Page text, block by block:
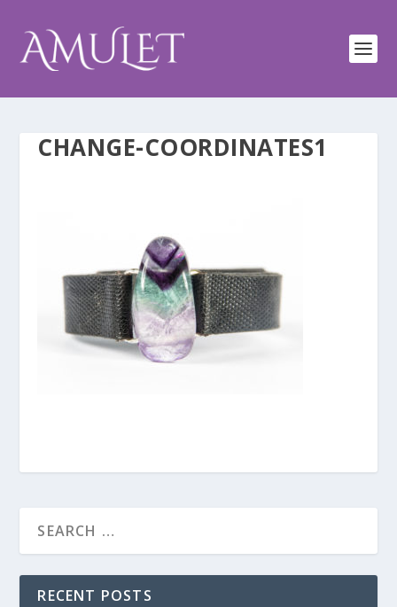
CHANGE-COORDINATES1
RECENT POSTS